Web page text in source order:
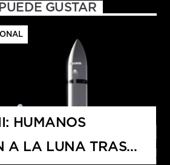
GUSTAR
HUMANOS
A LA LUNA TRAS